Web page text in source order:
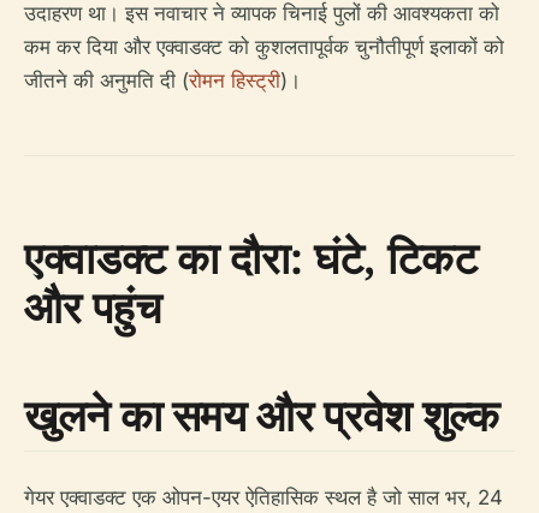
उदाहरण था। इस नवाचार ने व्यापक चिनाई पुलों की आवश्यकता को
कम कर दिया और एक्वाडक्ट को कुशलतापूर्वक चुनौतीपूर्ण इलाकों को
जीतने की अनुमति दी (रोमन हिस्ट्री)।
एक्वाडक्ट का दौरा: घंटे, टिकट
और पहुंच
खुलने का समय और प्रवेश शुल्क
गेयर एक्वाडक्ट एक ओपन-एयर ऐतिहासिक स्थल है जो साल भर, 24